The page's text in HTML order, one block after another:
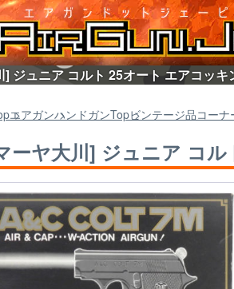
ジュニア コルト 25オート エアコッ
エアガンハンドガンTopビンテージ品コーナ
ーヤ大川] ジュニア コ